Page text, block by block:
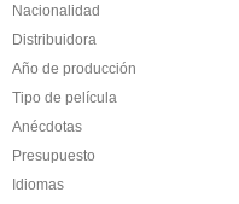
Nacionalidad
Distribuidora
Año de producción
Tipo de película
Anécdotas
Presupuesto
Idiomas